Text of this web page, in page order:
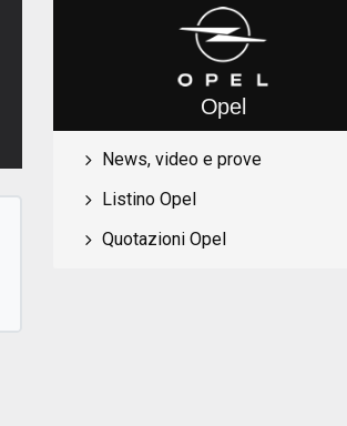
Opel
News, video e prove
Listino Opel
Quotazioni Opel